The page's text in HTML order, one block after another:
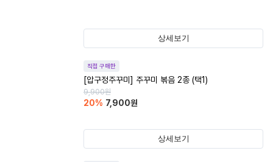
상세보기
직접 구매한
[압구정주꾸미] 주꾸미 볶음 2종 (택1)
9,900원
20% 7,900원
상세보기